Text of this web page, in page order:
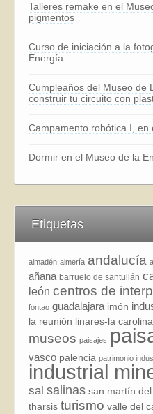
Talleres remake en el
pigmentos
Curso de iniciación a la
Energía
Cumpleaños del Museo de
construir tu circuito con
Campamento robótica I, en
Dormir en el Museo de la
Etiquetas
almadén almería andalucía
añana barruelo de santullán
león centros de
fontao guadalajara imón
la reunión linares-la carolina
museos paisajes
vasco palencia patrimonio
industrial
sal salinas san martín
tharsis turismo valle del